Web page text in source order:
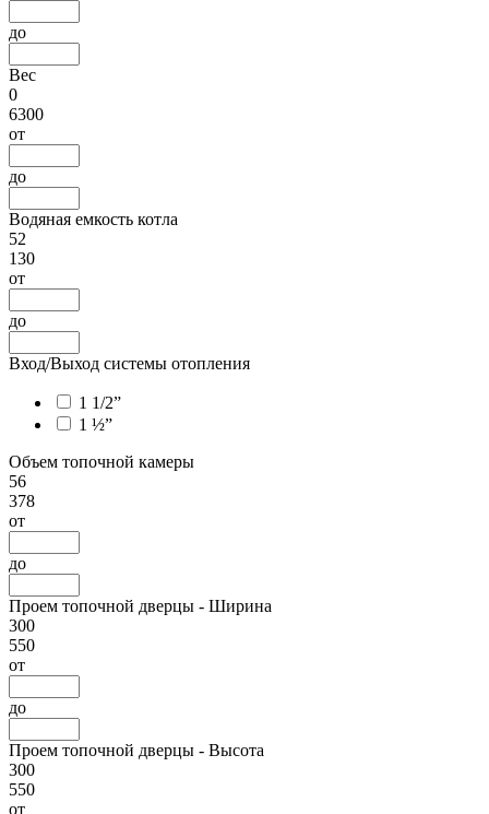
до
Вес
0
6300
от
до
Водяная емкость котла
52
130
от
до
Вход/Выход системы отопления
1 1/2”
1 ½”
Объем топочной камеры
56
378
от
до
Проем топочной дверцы - Ширина
300
550
от
до
Проем топочной дверцы - Высота
300
550
от